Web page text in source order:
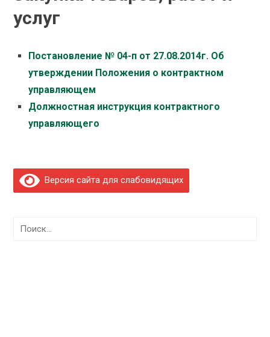
услуг
Постановление № 04-п от 27.08.2014г. Об
утверждении Положения о контрактном
управляющем
Должностная инструкция контрактного
управляющего
Версия сайта для слабовидящих
Найти: